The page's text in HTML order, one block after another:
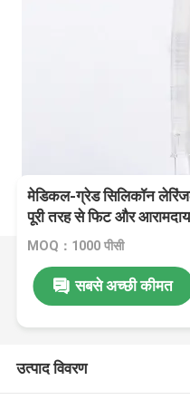
मेडिकल-ग्रेड सिलिकॉन
पूरी तरह से फिट और
MOQ：1000 पीसी
सबसे अच्छी कीमत
उत्पाद विवरण